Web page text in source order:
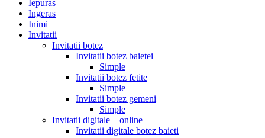
Iepuras
Ingeras
Inimi
Invitatii
Invitatii botez
Invitatii botez baietei
Simple
Invitatii botez fetite
Simple
Invitatii botez gemeni
Simple
Invitatii digitale – online
Invitatii digitale botez baieti